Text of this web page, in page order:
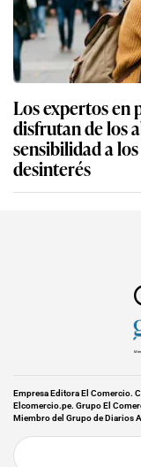
Los expertos en
disfrutan de los
sensibilidad a
desinterés
Empresa Editora El Comercio.
Elcomercio.pe. Grupo El
Miembro del Grupo de Diarios